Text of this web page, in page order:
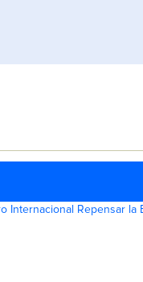
Internacional Repensar